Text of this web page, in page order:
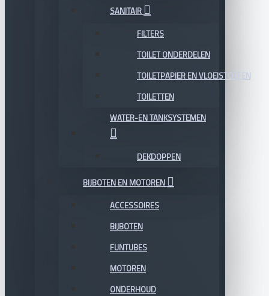
SANITAIR
FILTERS
TOILET ONDERDELEN
TOILETPAPIER EN VLOEISTOFFEN
TOILETTEN
WATER-EN TANKSYSTEMEN
DEKDOPPEN
BIJBOTEN EN MOTOREN
ACCESSOIRES
BIJBOTEN
FUNTUBES
MOTOREN
ONDERHOUD